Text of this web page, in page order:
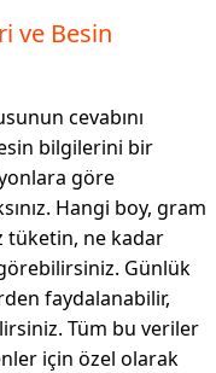
ve Besin
cevabını
bilgilerini bir
göre
Hangi boy, gram
tüketin, ne kadar
Günlük
faydalanabilir,
Tüm bu veriler
için özel olarak